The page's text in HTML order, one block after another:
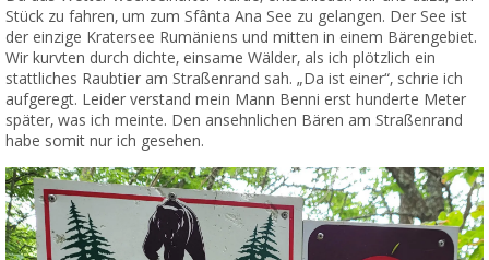
Stück zu fahren, um zum Sfânta Ana See zu gelangen. Der See ist
der einzige Kratersee Rumäniens und mitten in einem Bärengebiet.
Wir kurvten durch dichte, einsame Wälder, als ich plötzlich ein
stattliches Raubtier am Straßenrand sah. „Da ist einer“, schrie ich
aufgeregt. Leider verstand mein Mann Benni erst hunderte Meter
später, was ich meinte. Den ansehnlichen Bären am Straßenrand
habe somit nur ich gesehen.